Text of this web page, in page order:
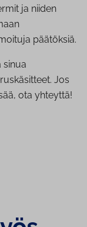
ja niiden
päätöksiä.
sinua
Jos
ota yhteyttä!